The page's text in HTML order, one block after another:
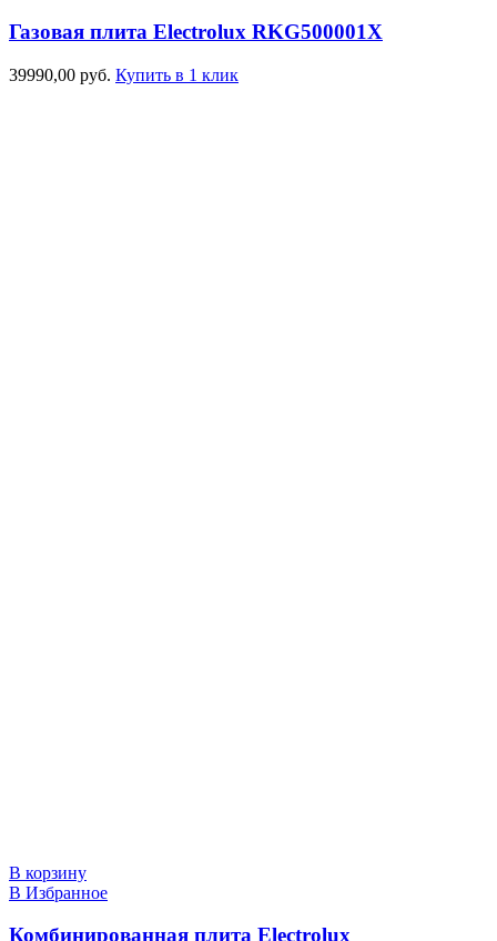
Газовая плита Electrolux RKG500001X
39990,00 руб. Купить в 1 клик
В корзину
В Избранное
Комбинированная плита Electrolux